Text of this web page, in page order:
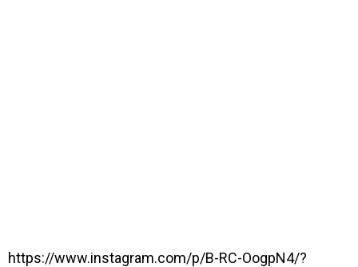
https://www.instagram.com/p/B-RC-OogpN4/?